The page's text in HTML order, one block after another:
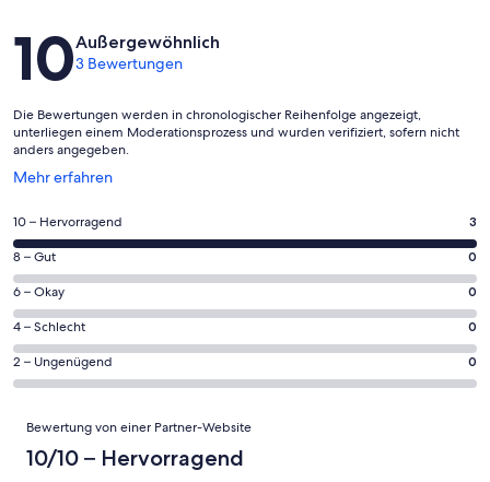
Bewertungen
10Außergewöhnlich
3 Bewertungen
Die Bewertungen werden in chronologischer Reihenfolge angezeigt,
unterliegen einem Moderationsprozess und wurden verifiziert, sofern nicht
anders angegeben.
Mehr erfahren
Wird
einem
neuen
Fenster
geöffnet
3
von
insgesamt
3
Gästebewertungen
haben
eine
Bewertung
10
10 – Hervorragend 3
0
von
insgesamt
3
Gästebewertungen
haben
Bewertung
8 – Gut 0
0
von
insgesamt
3
Gästebewertungen
eine
Bewertung
6 – Okay 0
0
von
insgesamt
Gästebewertungen
eine
4 – Schlecht 0
0
von
Gästebewertungen
2 – Ungenügend 0
Bewertungen
Bewertung von einer Partner-Website
10/10 – Hervorragend